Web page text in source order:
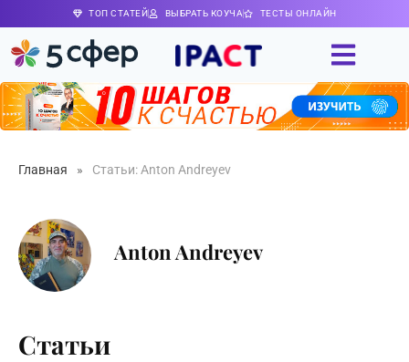
ТОП СТАТЕЙ ВЫБРАТЬ КОУЧА ТЕСТЫ ОНЛАЙН
Главная » Статьи: Anton Andreyev
Anton Andreyev
Статьи